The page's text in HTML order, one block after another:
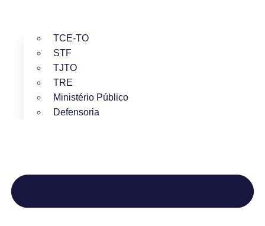
TCE-TO
STF
TJTO
TRE
Ministério Público
Defensoria